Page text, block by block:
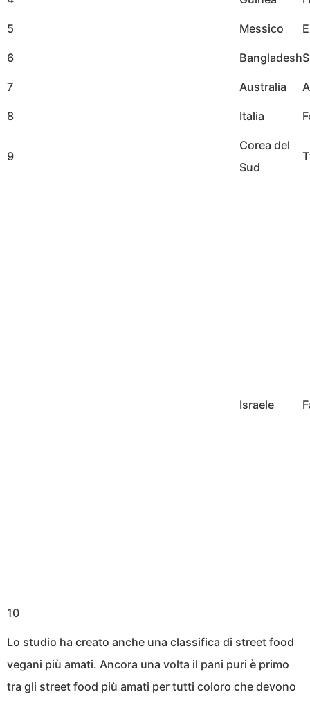
5 Messico
6 Bangladesh
7 Australia
8 Italia
9
Corea del
Sud
10
Israele
Lo studio ha creato anche una classifica di street food
vegani più amati. Ancora una volta il pani puri è primo
tra gli street food più amati per tutti coloro che devono